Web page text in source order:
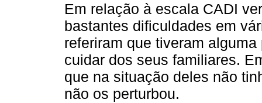
Em relação à escala CADI
bastantes dificuldades em
referiram que tiveram
cuidar dos seus familiares.
que na situação deles não
não os perturbou.